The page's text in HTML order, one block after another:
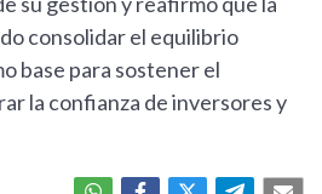
consolidar el equilibrio
base para sostener el
la confianza de inversores y